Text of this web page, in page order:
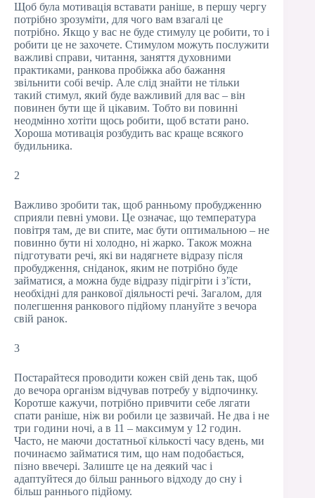
Щоб була мотивація вставати раніше, в першу чергу
потрібно зрозуміти, для чого вам взагалі це
потрібно. Якщо у вас не буде стимулу це робити, то і
робити це не захочете. Стимулом можуть послужити
важливі справи, читання, заняття духовними
практиками, ранкова пробіжка або бажання
звільнити собі вечір. Але слід знайти не тільки
такий стимул, який буде важливий для вас – він
повинен бути ще й цікавим. Тобто ви повинні
неодмінно хотіти щось робити, щоб встати рано.
Хороша мотивація розбудить вас краще всякого
будильника.
2
Важливо зробити так, щоб ранньому пробудженню
сприяли певні умови. Це означає, що температура
повітря там, де ви спите, має бути оптимальною – не
повинно бути ні холодно, ні жарко. Також можна
підготувати речі, які ви надягнете відразу після
пробудження, сніданок, яким не потрібно буде
займатися, а можна буде відразу підігріти і з’їсти,
необхідні для ранкової діяльності речі. Загалом, для
полегшення ранкового підйому плануйте з вечора
свій ранок.
3
Постарайтеся проводити кожен свій день так, щоб
до вечора організм відчував потребу у відпочинку.
Коротше кажучи, потрібно привчити себе лягати
спати раніше, ніж ви робили це зазвичай. Не два і не
три години ночі, а в 11 – максимум у 12 годин.
Часто, не маючи достатньої кількості часу вдень, ми
починаємо займатися тим, що нам подобається,
пізно ввечері. Залиште це на деякий час і
адаптуйтеся до більш раннього відходу до сну і
більш раннього підйому.